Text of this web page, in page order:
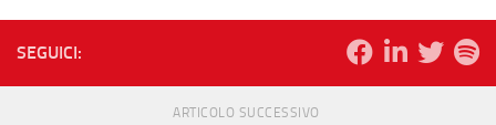
SEGUICI:
ARTICOLO SUCCESSIVO